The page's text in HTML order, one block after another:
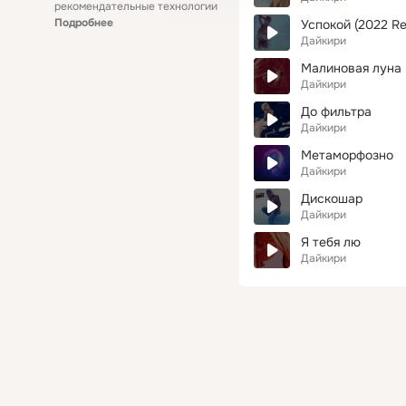
рекомендательные технологии
Подробнее
Успокой (2022
Дайкири
Малиновая луна
Дайкири
До фильтра
Дайкири
Метаморфозно
Дайкири
Дискошар
Дайкири
Я тебя лю
Дайкири